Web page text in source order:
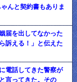
んと契約書もありま
届を出してなかった
訴える！」と伝えた
電話してきた警察が
言ってきた。その